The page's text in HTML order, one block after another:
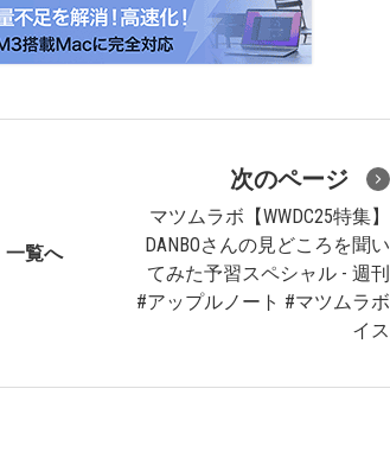
一覧へ
次のページ
マツムラボ【WWDC25特集】
DANBOさんの見どころを聞い
てみた予習スペシャル - 週刊
#アップルノート #マツムラボ
イス